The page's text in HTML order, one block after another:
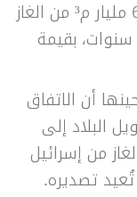
وإسرائيلية وأمريكية، عقدًا لتوريد 64 مليار م³ من الغاز
بقيمة
أن الاتفاق
البلاد إلى
من إسرائيل
تصديره.